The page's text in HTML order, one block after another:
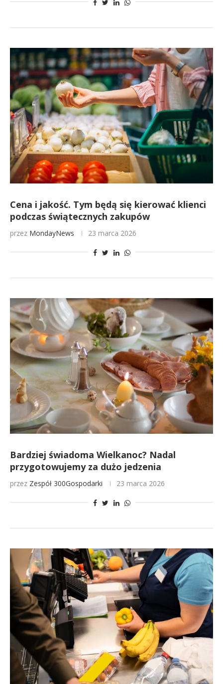
Cena i jakość. Tym będą się kierować klienci
podczas świątecznych zakupów
przez MondayNews 23 marca 2026
Bardziej świadoma Wielkanoc? Nadal
przygotowujemy za dużo jedzenia
przez Zespół 300Gospodarki 23 marca 2026